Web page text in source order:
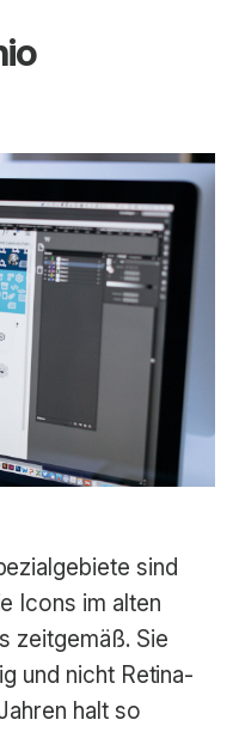
sind
Icons im alten
zeitgemäß. Sie
und nicht Retina-
halt so